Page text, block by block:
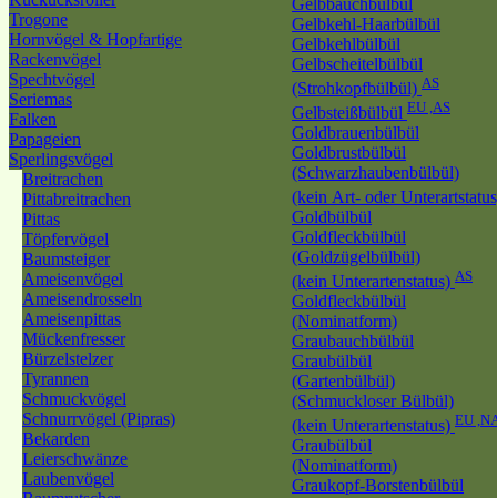
Trogone
Hornvögel & Hopfartige
Rackenvögel
Spechtvögel
Seriemas
Falken
Papageien
Sperlingsvögel
Breitrachen
Pittabreitrachen
Pittas
Töpfervögel
Baumsteiger
Ameisenvögel
Ameisendrosseln
Ameisenpittas
Mückenfresser
Bürzelstelzer
Tyrannen
Schmuckvögel
Schnurrvögel (Pipras)
Bekarden
Leierschwänze
Laubenvögel
Gelbbauchbülbül
Gelbkehl-Haarbülbül
Gelbkehlbülbül
Gelbscheitelbülbül
(Strohkopfbülbül) AS
Gelbsteißbülbül EU ,AS
Goldbrauenbülbül
Goldbrustbülbül
(Schwarzhaubenbülbül)
(kein Art- oder
Goldbülbül
Goldfleckbülbül
(Goldzügelbülbül)
(kein Unterartenstatus) AS
Goldfleckbülbül
(Nominatform)
Graubauchbülbül
Graubülbül
(Gartenbülbül)
(Schmuckloser Bülbül)
(kein Unterartenstatus) EU
Graubülbül
(Nominatform)
Graukopf-Borstenbülbül